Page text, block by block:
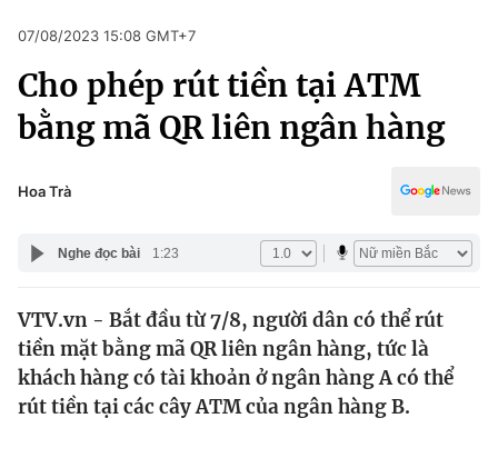
Chuyên mục
Chính trị
Pháp luật
Thế giới
Tin tức
Pháp luật
Kinh tế
Thể thao
Truyền hình
Công nghệ
07/08/2023 15:08 GMT+7
Cho phép rút tiền tại ATM
bằng mã QR liên ngân hàng
Hoa Trà
Nghe đọc bài 1:23
VTV.vn - Bắt đầu từ 7/8, người dân có thể rút
tiền mặt bằng mã QR liên ngân hàng, tức là
khách hàng có tài khoản ở ngân hàng A có thể
rút tiền tại các cây ATM của ngân hàng B.